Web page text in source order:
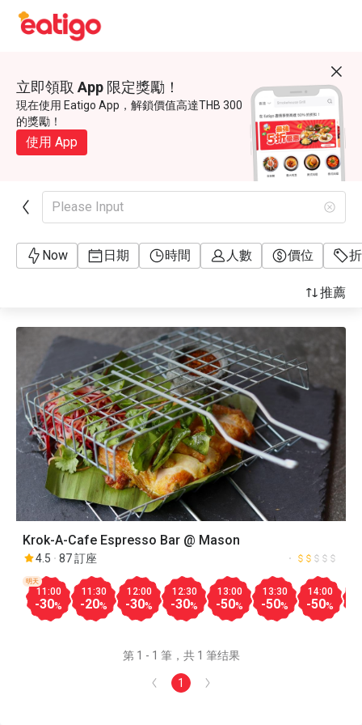
立即領取 App 限定獎勵！
現在使用 Eatigo App，解鎖價值高達THB 300
的獎勵！
使用 App
Please Input
Now 日期 時間 人數 價位
推薦
Krok-A-Cafe Espresso Bar @ Mason
4.5 87 訂座
11:00
-30%
明天
11:30
-20%
12:00
-30%
12:30
-30%
13:00
-50%
13:30
-50%
14:00
-50%
第 1 - 1 筆，共 1 筆结果
1